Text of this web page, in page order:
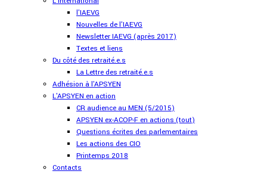
l'IAEVG
Nouvelles de l'IAEVG
Newsletter IAEVG (après 2017)
Textes et liens
Du côté des retraité.e.s
La Lettre des retraité.e.s
Adhésion à l'APSYEN
L'APSYEN en action
CR audience au MEN (5/2015)
APSYEN ex-ACOP-F en actions (tout)
Questions écrites des parlementaires
Les actions des CIO
Printemps 2018
Contacts